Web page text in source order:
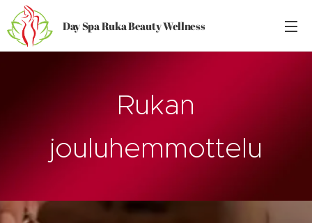
Day Spa Ruka Beauty Wellness
Rukan
jouluhemmottelu